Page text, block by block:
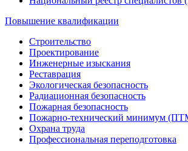
Повышение квалификации
Строительство
Проектирование
Инженерные изыскания
Реставрация
Экологическая безопасность
Радиационная безопасность
Пожарная безопасность
Пожарно-технический минимум
Охрана труда
Профессиональная переподготовка